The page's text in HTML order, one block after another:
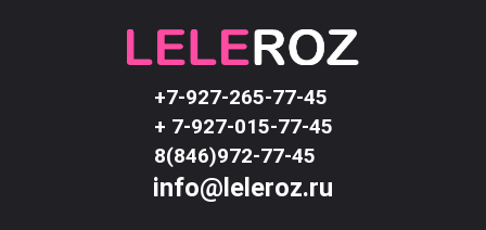
+7-927-265-77-45
+ 7-927-015-77-45
8(846)972-77-45
info@leleroz.ru